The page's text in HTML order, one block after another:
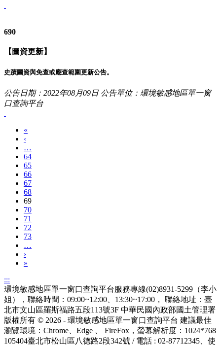
690
【圖資更新】
史蹟圖資與免查或應查範圍更新公告。
公告日期：2022年08月09日 公告單位：環境敏感地區單一窗
口查詢平台
«
‹
…
64
65
66
67
68
69
70
71
72
73
…
›
»
:::
環境敏感地區單一窗口查詢平台服務專線(02)8931-5299（李小
姐），聯絡時間：09:00~12:00、13:30~17:00， 聯絡地址：臺
北市文山區羅斯福路五段113號3F 中華民國內政部國土管理署
版權所有 © 2026 - 環境敏感地區單一窗口查詢平台 建議最佳
瀏覽環境：Chrome、Edge 、 FireFox，螢幕解析度：1024*768
105404臺北市松山區八德路2段342號 / 電話 : 02-87712345 、使